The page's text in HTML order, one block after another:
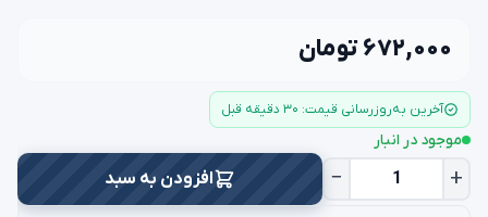
۶۷۲,۰۰۰ تومان
آخرین به‌روزرسانی قیمت: ۳۰ دقیقه قبل
موجود در انبار
− + افزودن به سبد